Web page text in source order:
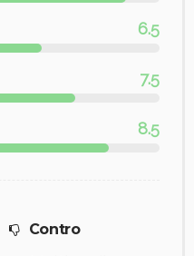
6.5
7.5
8.5
Contro